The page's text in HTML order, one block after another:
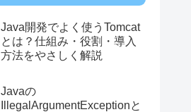
Java開発でよく使うTomcat
とは？仕組み・役割・導入
方法をやさしく解説
Javaの
IllegalArgumentExceptionと